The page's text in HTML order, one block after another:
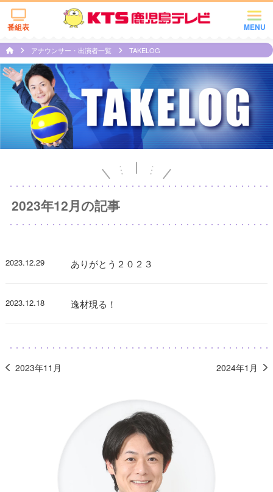
MENU
番組表
アナウンサー・出演者一覧 TAKELOG
2023年12月の記事
2023.12.29 ありがとう２０２３
2023.12.18 逸材現る！
2023年11月 2024年1月